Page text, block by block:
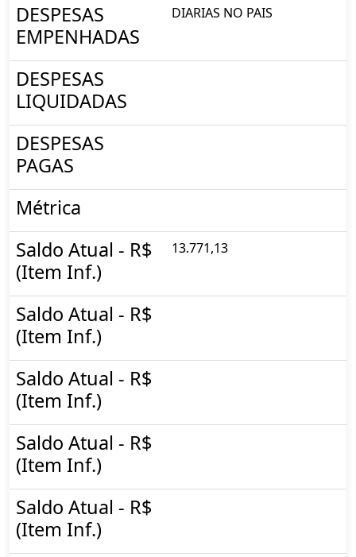
DESPESAS
EMPENHADAS
DIARIAS NO PAIS
DESPESAS
LIQUIDADAS
DESPESAS
PAGAS
Métrica
Saldo Atual - R$
(Item Inf.)
13.771,13
Saldo Atual - R$
(Item Inf.)
Saldo Atual - R$
(Item Inf.)
Saldo Atual - R$
(Item Inf.)
Saldo Atual - R$
(Item Inf.)